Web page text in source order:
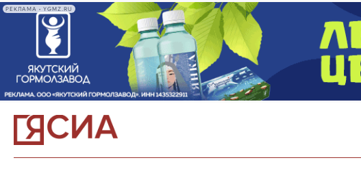
РЕКЛАМА • YGMZ.RU